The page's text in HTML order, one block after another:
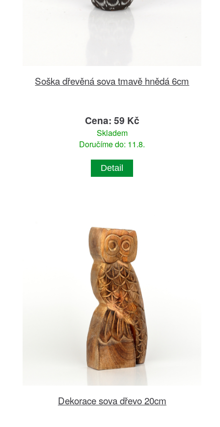
Soška dřevěná sova tmavě hnědá 6cm
Cena: 59 Kč
Skladem
Doručíme do: 11.8.
Detail
Dekorace sova dřevo 20cm